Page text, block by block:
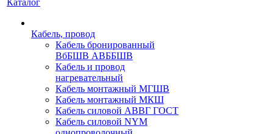
Каталог
Кабель, провод
Кабель бронированный
ВбБШВ АВББШВ
Кабель и провод
нагревательный
Кабель монтажный МГШВ
Кабель монтажный МКШ
Кабель силовой АВВГ ГОСТ
Кабель силовой NYM